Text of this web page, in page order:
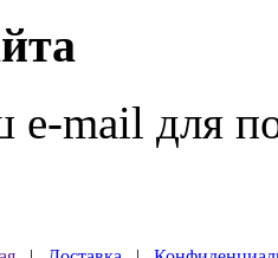
e-mail для